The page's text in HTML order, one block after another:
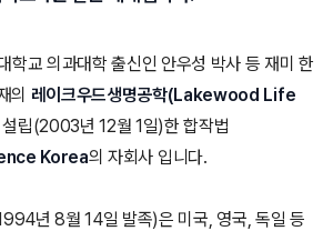
학교 의과대학 출신인 안우성 박사 등 재미 한
의 레이크우드생명공학(Lakewood Life
설립(2003년 12월 1일)한 합작법
Korea의 자회사 입니다.
년 8월 14일 발족)은 미국, 영국, 독일 등